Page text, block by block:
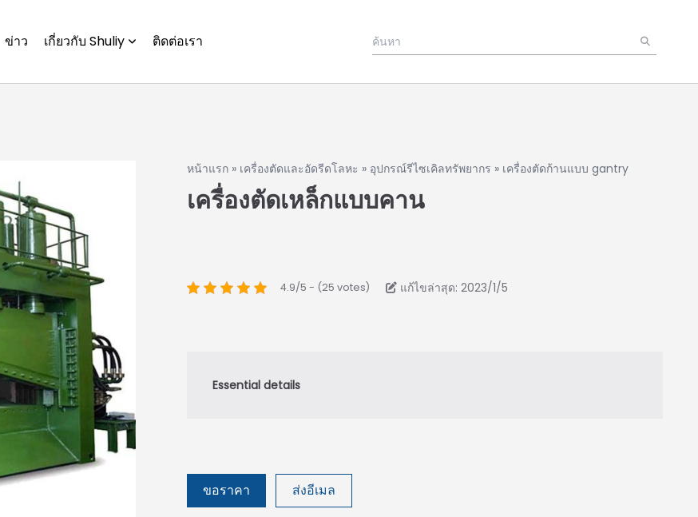
ข่าว เกี่ยวกับ Shuliy ติดต่อเรา
หน้าแรก » เครื่องตัดและอัดรีดโลหะ » อุปกรณ์รีไซเคิลทรัพยากร » เครื่องตัดก้านแบบ gantry
เครื่องตัดเหล็กแบบคาน
4.9/5 - (25 votes) แก้ไขล่าสุด: 2023/1/5
ขอราคา ส่งอีเมล